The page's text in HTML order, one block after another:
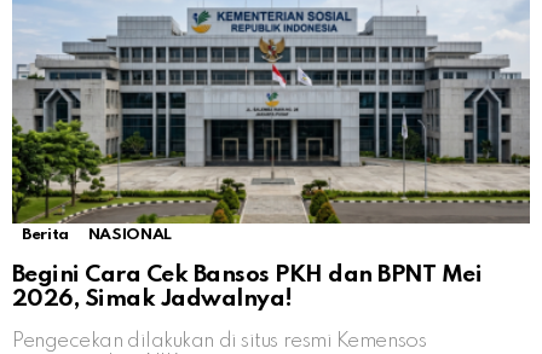
Berita NASIONAL
Begini Cara Cek Bansos PKH dan BPNT Mei
2026, Simak Jadwalnya!
Pengecekan dilakukan di situs resmi Kemensos